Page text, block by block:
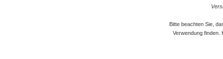
Bitte beachten Sie,
Verwendung finden.